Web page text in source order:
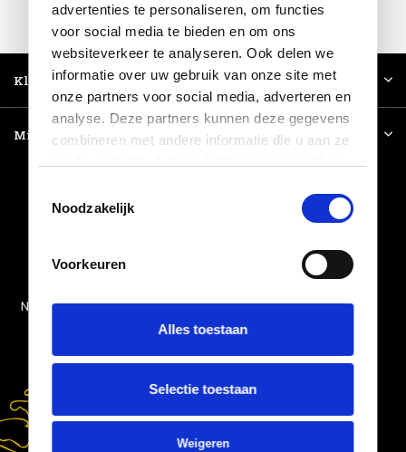
advertenties te personaliseren, om functies
voor social media te bieden en om ons
websiteverkeer te analyseren. Ook delen we
informatie over uw gebruik van onze site met
onze partners voor social media, adverteren en
analyse. Deze partners kunnen deze gegevens
combineren met andere informatie die u aan ze
Noodzakelijk
Voorkeuren
Alles toestaan
Selectie toestaan
Weigeren
Meld je aan voor onze nieuwsbrief
Klantenservice
Mijn account
Nijkerk
Numansdorp